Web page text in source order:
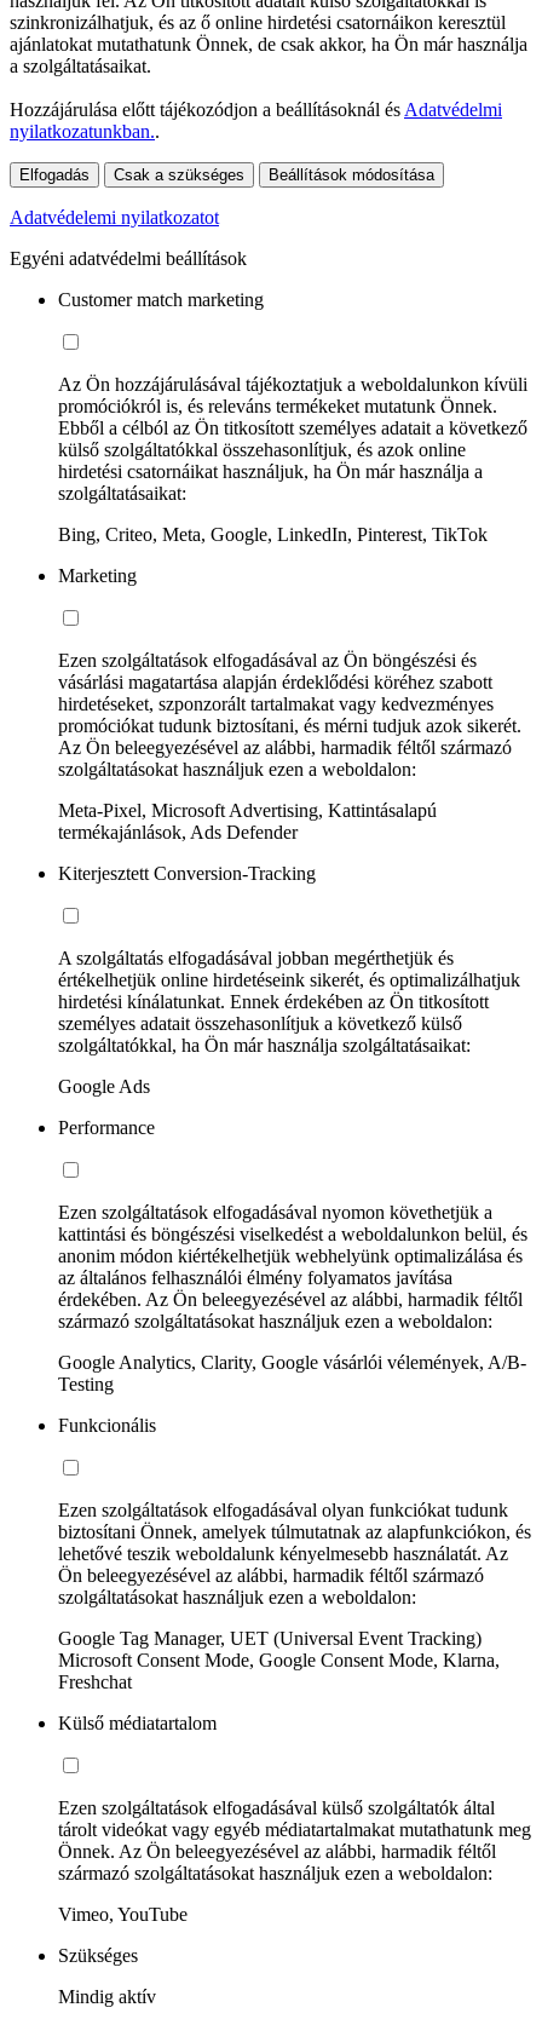
szinkronizálhatjuk, és az ő online hirdetési csatornáikon keresztül
ajánlatokat mutathatunk Önnek, de csak akkor, ha Ön már használja
a szolgáltatásaikat.
Hozzájárulása előtt tájékozódjon a beállításoknál és Adatvédelmi
nyilatkozatunkban..
Elfogadás Csak a szükséges Beállítások módosítása
Adatvédelemi nyilatkozatot
Egyéni adatvédelmi beállítások
Customer match marketing
Az Ön hozzájárulásával tájékoztatjuk a weboldalunkon kívüli
promóciókról is, és releváns termékeket mutatunk Önnek.
Ebből a célból az Ön titkosított személyes adatait a következő
külső szolgáltatókkal összehasonlítjuk, és azok online
hirdetési csatornáikat használjuk, ha Ön már használja a
szolgáltatásaikat:
Bing, Criteo, Meta, Google, LinkedIn, Pinterest, TikTok
Marketing
Ezen szolgáltatások elfogadásával az Ön böngészési és
vásárlási magatartása alapján érdeklődési köréhez szabott
hirdetéseket, szponzorált tartalmakat vagy kedvezményes
promóciókat tudunk biztosítani, és mérni tudjuk azok sikerét.
Az Ön beleegyezésével az alábbi, harmadik féltől származó
szolgáltatásokat használjuk ezen a weboldalon:
Meta-Pixel, Microsoft Advertising, Kattintásalapú
termékajánlások, Ads Defender
Kiterjesztett Conversion-Tracking
A szolgáltatás elfogadásával jobban megérthetjük és
értékelhetjük online hirdetéseink sikerét, és optimalizálhatjuk
hirdetési kínálatunkat. Ennek érdekében az Ön titkosított
személyes adatait összehasonlítjuk a következő külső
szolgáltatókkal, ha Ön már használja szolgáltatásaikat:
Google Ads
Performance
Ezen szolgáltatások elfogadásával nyomon követhetjük a
kattintási és böngészési viselkedést a weboldalunkon belül, és
anonim módon kiértékelhetjük webhelyünk optimalizálása és
az általános felhasználói élmény folyamatos javítása
érdekében. Az Ön beleegyezésével az alábbi, harmadik féltől
származó szolgáltatásokat használjuk ezen a weboldalon:
Google Analytics, Clarity, Google vásárlói vélemények, A/B-
Testing
Funkcionális
Ezen szolgáltatások elfogadásával olyan funkciókat tudunk
biztosítani Önnek, amelyek túlmutatnak az alapfunkciókon, és
lehetővé teszik weboldalunk kényelmesebb használatát. Az
Ön beleegyezésével az alábbi, harmadik féltől származó
szolgáltatásokat használjuk ezen a weboldalon:
Google Tag Manager, UET (Universal Event Tracking)
Microsoft Consent Mode, Google Consent Mode, Klarna,
Freshchat
Külső médiatartalom
Ezen szolgáltatások elfogadásával külső szolgáltatók által
tárolt videókat vagy egyéb médiatartalmakat mutathatunk meg
Önnek. Az Ön beleegyezésével az alábbi, harmadik féltől
származó szolgáltatásokat használjuk ezen a weboldalon:
Vimeo, YouTube
Szükséges
Mindig aktív